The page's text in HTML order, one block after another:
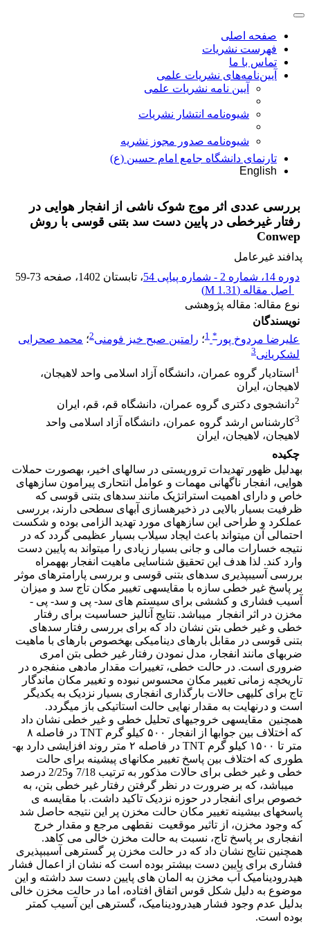
صفحه اصلی
فهرست نشریات
تماس با ما
آیین‌نامه‌های نشریات علمی
آیین نامه نشریات علمی
شیوه‌نامه انتشار نشریات
شیوهنامه صدور مجوز نشریه
تارنمای دانشگاه جامع امام حسین (ع)
English
بررسی عددی اثر موج شوک ناشی از انفجار هوایی در
رفتار غیرخطی در پایین دست سد بتنی قوسی با روش
Conwep
پدافند غیرعامل
دوره 14، شماره 2 - شماره پیاپی 54
، تابستان 1402 ، صفحه 59-73
اصل مقاله (1.31 M
)
نوع مقاله: مقاله پژوهشی
نویسندگان
علیرضا مردوخ پور *
1؛ رامتین صبح خیز فومنی2؛ محمد صحرایی
لشکریانی3
1 استادیار گروه عمران، دانشگاه آزاد اسلامی واحد لاهیجان،
لاهیجان، ایران
2دانشجوی دکتری گروه عمران، دانشگاه قم، قم، ایران
3کارشناس ارشد گروه عمران، دانشگاه آزاد اسلامی واحد
لاهیجان، لاهیجان، ایران
چکیده
به­دلیل ظهور تهدیدات تروریستی در سال­های اخیر، به­صورت حملات
هوایی، انفجار ناگهانی مهمات و عوامل انتحاری پیرامون سازه­های
خاص و دارای اهمیت استراتژیک مانند سدهای بتنی قوسی که
ظرفیت بسیار بالایی در ذخیره­سازی آب­های سطحی دارند، بررسی
عملکرد و طراحی این سازه­های مورد تهدید الزامی بوده و شکست
احتمالی آن می­تواند باعث ایجاد سیلاب بسیار عظیمی گردد که در
نتیجه خسارات مالی و جانی بسیار زیادی را می­تواند به پایین دست
وارد کند. لذا هدف این تحقیق شناسایی ماهیت انفجار به­همراه
بررسی آسیب­پذیری سدهای بتنی قوسی و بررسی پارامترهای موثر
بر پاسخ غیر خطی سازه با مقایسه­ی تغییر مکان تاج سد و میزان
آسیب فشاری و کششی برای سیستم های سد- پی و سد- پی -
مخزن در اثر انفجار می­باشد. نتایج آنالیز حساسیت برای رفتار
خطی و غیر خطی بتن نشان داد که برای بررسی رفتار سدهای
بتنی قوسی در مقابل بارهای دینامیکی به­خصوص بارهای با ماهیت
ضربه­ای مانند انفجار، مدل نمودن رفتار غیر خطی بتن امری
ضروری است. در حالت خطی، تغییرات مقدار ماده­ی منفجره در
تاریخچه زمانی تغییر مکان محسوس نبوده و تغییر مکان ماندگار
تاج برای کلیه­ی حالات بارگذاری انفجاری بسیار نزدیک به یکدیگر
است و درنهایت به مقدار نهایی حالت استاتیکی باز می­گردد.
همچنین مقایسه­ی خروجی­های تحلیل خطی و غیر خطی نشان داد
که اختلاف بین جواب­ها از انفجار ۵۰۰ کیلو گرم TNT در فاصله ۸
متر تا ۱۵۰۰ کیلو گرم TNT در فاصله ۲ متر روند افزایشی دارد به­
طوری که اختلاف بین پاسخ تغییر مکان­های پیشینه برای حالت
خطی و غیر خطی برای حالات مذکور به ترتیب 7/18 و2/25 درصد
می­باشد، که بر ضرورت در نظر گرفتن رفتار غیر خطی بتن، به
خصوص برای انفجار در حوزه نزدیک تاکید داشت. با مقایسه ی
پاسخ­های بیشینه تغییر مکان حالت مخزن پر این نتیجه حاصل شد
که وجود مخزن، از تاثیر موقعیت نقطه­ی مرجع و مقدار خرج
انفجاری بر پاسخ تاج، نسبت به حالت مخزن خالی می کاهد.
همچنین نتایج نشان داد که در حالت مخزن پر گستره­ی آسیب­پذیری
فشاری برای پایین دست بیشتر بوده است که نشان از اعمال فشار
هیدرودینامیک آب مخزن به المان های پایین دست سد داشته و این
موضوع به دلیل شکل قوس اتفاق افتاده، اما در حالت مخزن خالی
بدلیل عدم وجود فشار هیدرودینامیک، گستره­ی این آسیب کمتر
بوده است.